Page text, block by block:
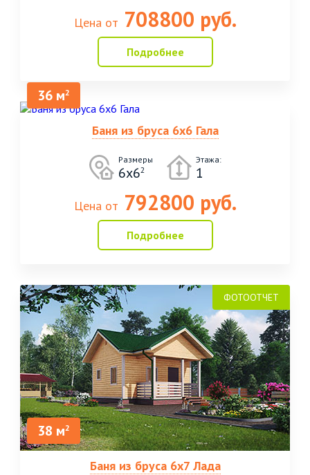
Цена от 708800 руб.
Подробнее
36 м2
Баня из бруса 6х6 Гала
Размеры
6х62
Этажа:
1
Цена от 792800 руб.
Подробнее
38 м2
Баня из бруса 6х7 Лада